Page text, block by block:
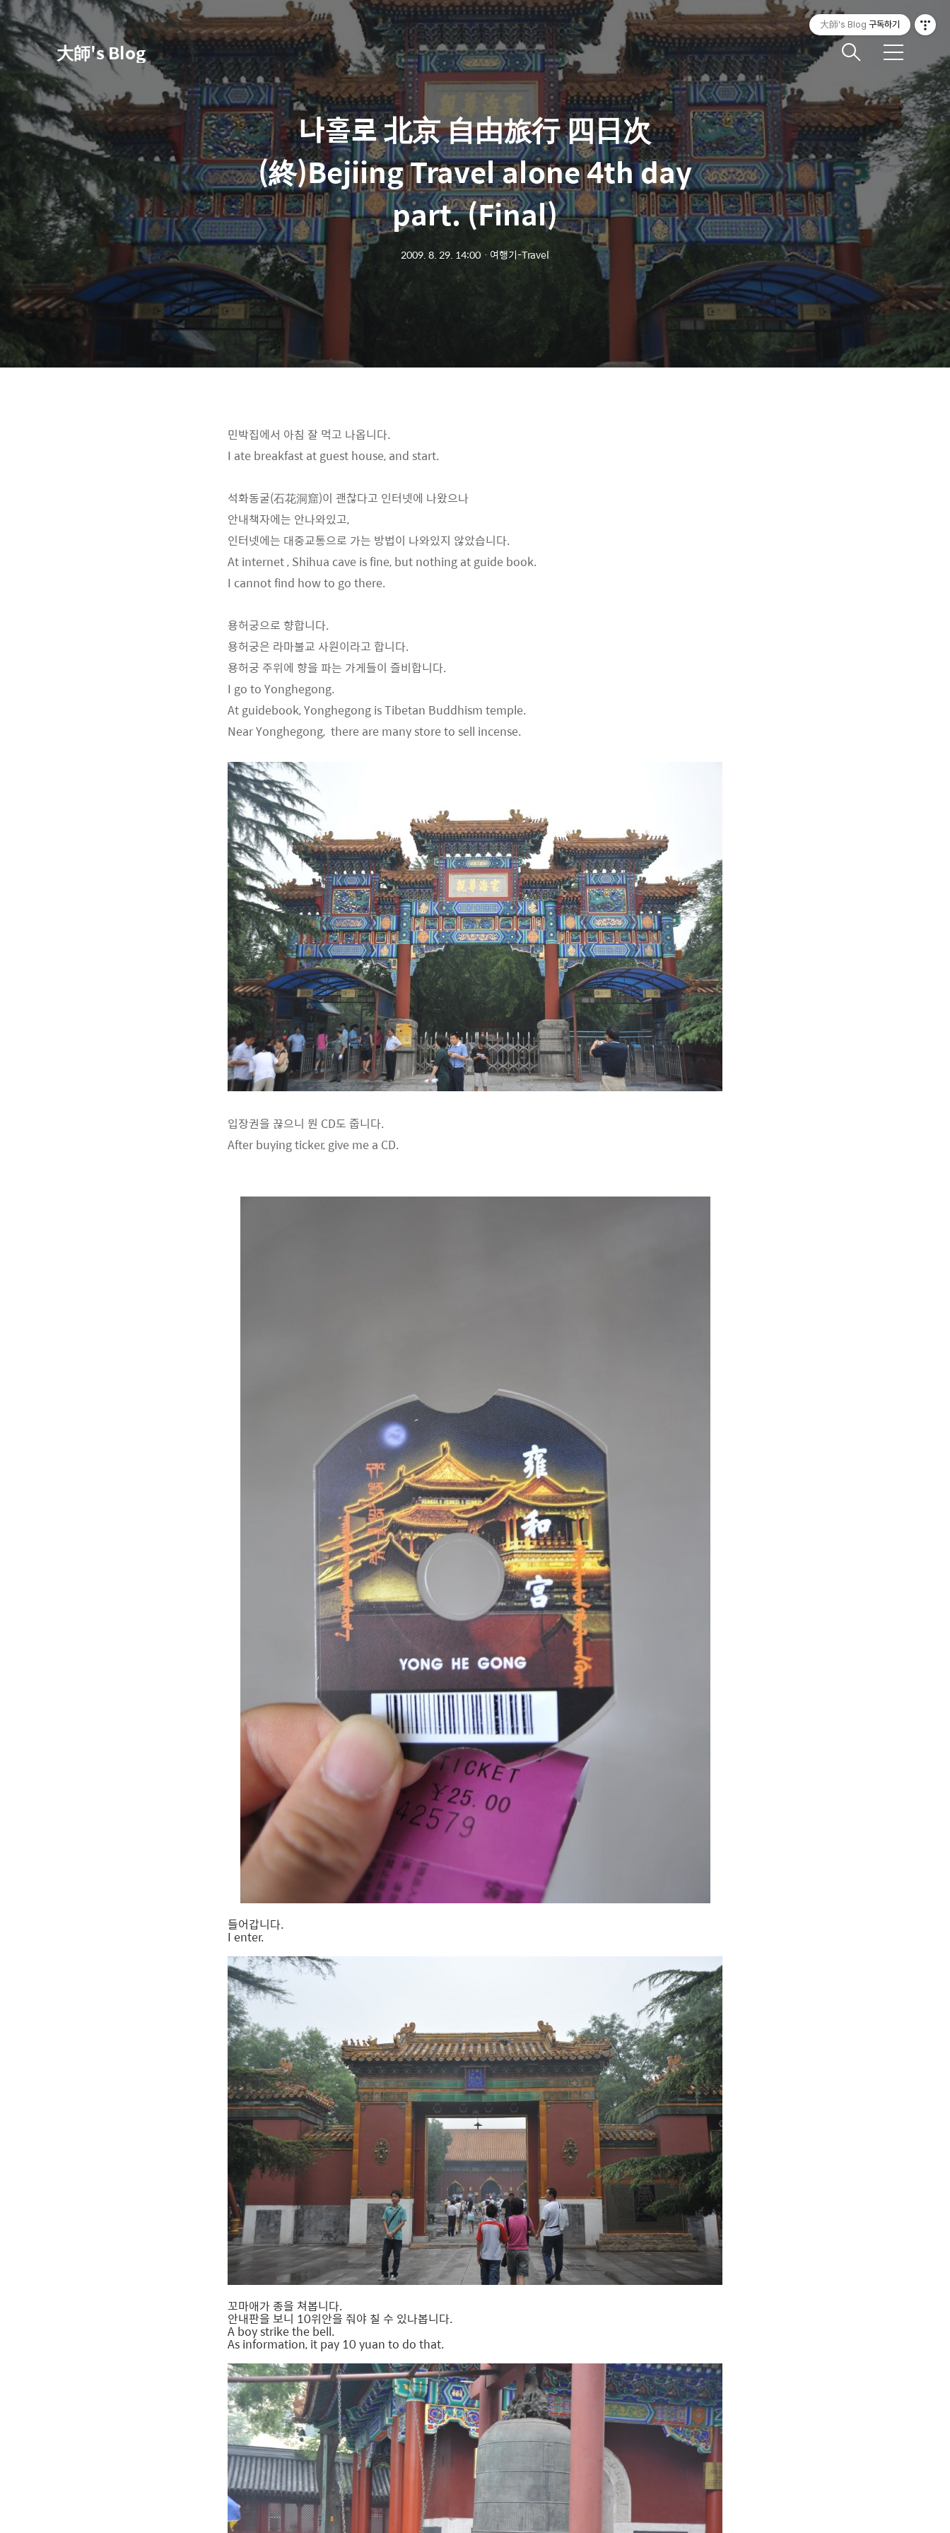
大師's Blog 메
나홀로 北京 自由旅行 四日次
(終)Bejiing Travel alone 4th day
part. (Final)
2009. 8. 29. 14:00 ㆍ 여행기-Travel
민박집에서 아침 잘 먹고 나옵니다.
I ate breakfast at guest house, and start.
석화동굴(石花洞窟)이 괜찮다고 인터넷에 나왔으나
안내책자에는 안나와있고,
인터넷에는 대중교통으로 가는 방법이 나와있지 않았습니다.
At internet , Shihua cave is fine, but nothing at guide book.
I cannot find how to go there.
용허궁으로 향합니다.
용허궁은 라마불교 사원이라고 합니다.
용허궁 주위에 향을 파는 가게들이 즐비합니다.
I go to Yonghegong.
At guidebook, Yonghegong is Tibetan Buddhism temple.
Near Yonghegong, there are many store to sell incense.
입장권을 끊으니 뭔 CD도 줍니다.
After buying ticker, give me a CD.
들어갑니다.
I enter.
꼬마애가 종을 쳐봅니다.
안내판을 보니 10위안을 줘야 칠 수 있나봅니다.
A boy strike the bell.
As information, it pay 10 yuan to do that.
大師's Blog 구독하기